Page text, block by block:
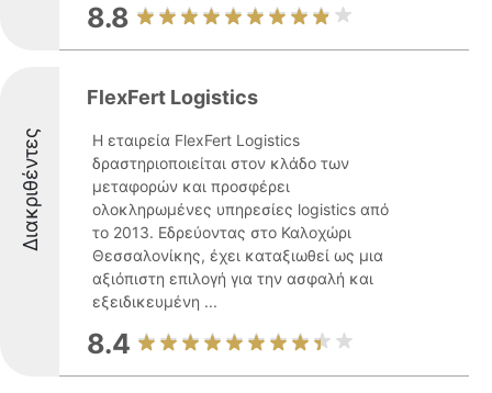
8.8
Διακριθέντες
FlexFert Logistics
Η εταιρεία FlexFert Logistics
δραστηριοποιείται στον κλάδο των
μεταφορών και προσφέρει
ολοκληρωμένες υπηρεσίες logistics από
το 2013. Εδρεύοντας στο Καλοχώρι
Θεσσαλονίκης, έχει καταξιωθεί ως μια
αξιόπιστη επιλογή για την ασφαλή και
εξειδικευμένη ...
8.4